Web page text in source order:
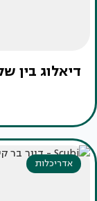
דיאלוג בין
אדריכלות